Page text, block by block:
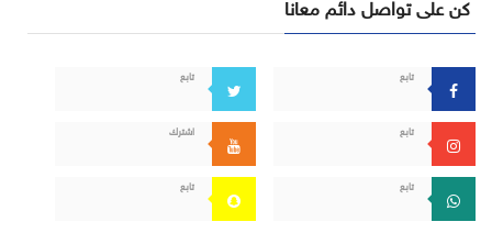
تابع تابع
تابع اشترك
تابع تابع